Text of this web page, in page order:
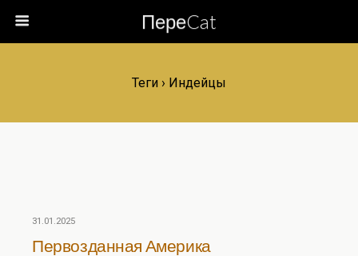
ПереCat
Теги › Индейцы
31.01.2025
Первозданная Америка